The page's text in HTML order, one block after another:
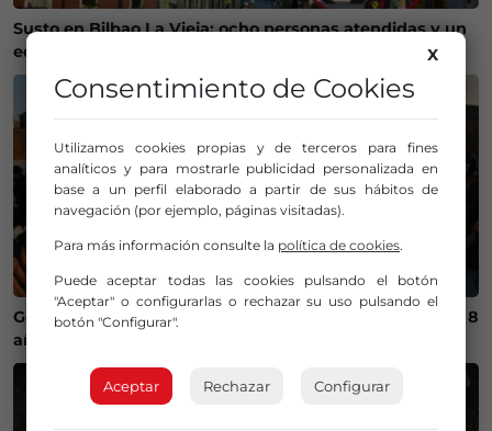
Susto en Bilbao La Vieja: ocho personas atendidas y un
edificio desalojado tras un incendio
Getxo recupera un campeonato internacional de skate 8
años después
X
Consentimiento de Cookies
Utilizamos cookies propias y de terceros para fines
analíticos y para mostrarle publicidad personalizada en
base a un perfil elaborado a partir de sus hábitos de
navegación (por ejemplo, páginas visitadas).
Para más información consulte la política de cookies.
Puede aceptar todas las cookies pulsando el botón
"Aceptar" o configurarlas o rechazar su uso pulsando el
botón "Configurar".
Aceptar Rechazar Configurar